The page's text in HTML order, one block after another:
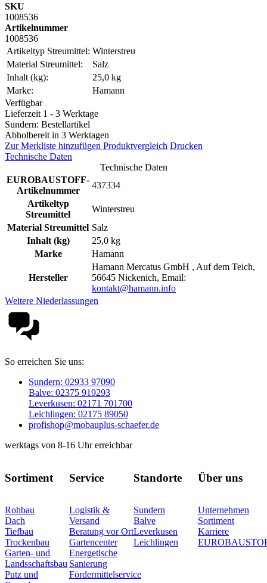
SKU
1008536
Artikelnummer
1008536
Artikeltyp Streumittel: Winterstreu
Material Streumittel:
Salz
Inhalt (kg):
25,0 kg
Marke:
Hamann
Verfügbar
Lieferzeit 1 - 3 Werktage
Sundern: Bestellartikel
Abholbereit in 3 Werktagen
Zur Merkliste hinzufügen Produktvergleich Drucken
Technische Daten
Technische Daten
EUROBAUSTOFF-
Artikelnummer
437334
Artikeltyp
Streumittel
Winterstreu
Material Streumittel Salz
Inhalt (kg)
25,0 kg
Marke
Hamann
Hersteller
Hamann Mercatus GmbH , Auf dem Teich,
56645 Nickenich, Email:
kontakt@hamann.info
Weitere Niederlassungen
So erreichen Sie uns:
Sundern: 02933 97090
Balve: 02375 919293
Leverkusen: 02171 701700
Leichlingen: 02175 89050
profishop@mobauplus-schaefer.de
werktags von 8-16 Uhr erreichbar
Sortiment
Rohbau
Dach
Tiefbau
Trockenbau
Garten- und
Landsschaftsbau
Putz und
Service
Logistik &
Versand
Beratung vor Ort
Gartencenter
Energetische
Sanierung
Fördermittelservice
Standorte
Sundern
Balve
Leverkusen
Leichlingen
Über uns
Unternehmen
Sortiment
Karriere